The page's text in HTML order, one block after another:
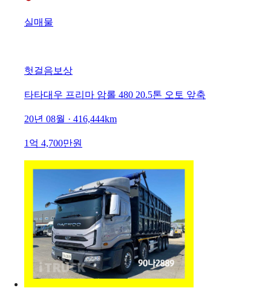
실매물
헛걸음보상
타타대우 프리마 암롤 480 20.5톤 오토 앞축
20년 08월 · 416,444km
1억 4,700만원